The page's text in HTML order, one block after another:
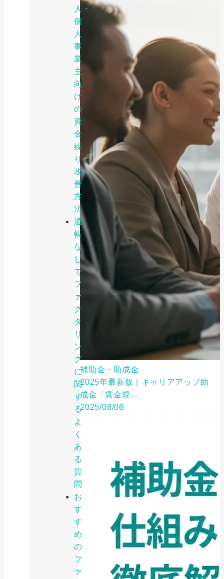
人・
個
人
事
業
主
向
け
の
資
金
繰
り
改
善
方
法
通
帳
な
し
で
フ
ァ
ク
タ
リ
ン
グ
に
関
す
る
よ
く
あ
る
質
問
お
す
す
め
の
フ
ァ
補助金・助成金
2025年最新版｜キャリアアップ助
成金「賃金規...
2025/08/06